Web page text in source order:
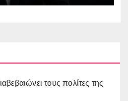
τους πολίτες της